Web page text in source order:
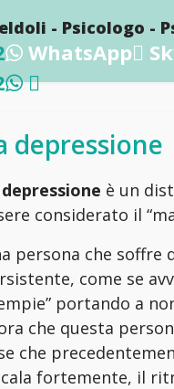
- Psicologo -
WhatsApp
depressione
depressione è un
considerato il
persona che soffre
come se
portando a
che questa
che
fortemente, il